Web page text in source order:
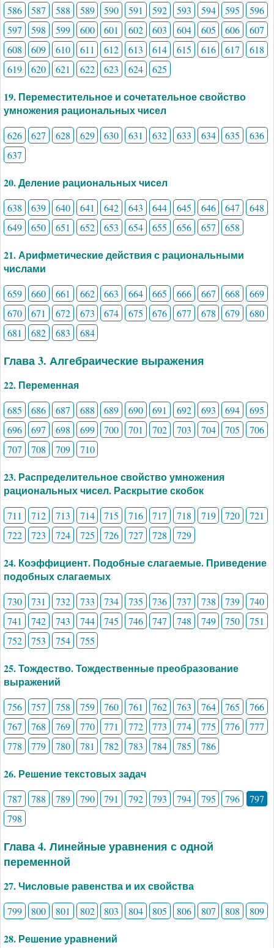
586 587 588 589 590 591 592 593 594 595
596
597
598 599 600 601 602 603 604 605 606
607
608
609 610 611 612 613 614 615 616 617
618
619
620 621 622 623 624 625
19. Переместительное и сочетательное свойство
умножения рациональных чисел
626 627 628 629 630 631 632 633 634 635
636
637
20. Деление рациональных чисел
638 639 640 641 642 643 644 645 646 647
648
649
650 651 652 653 654 655 656 657 658
21. Арифметические действия с рациональными
числами
659 660 661 662 663 664 665 666 667 668
669
670
671 672 673 674 675 676 677 678 679
680
681
682 683 684
Глава 3. Алгебраические выражения
22. Переменная
685 686 687 688 689 690 691 692 693 694
695
696
697 698 699 700 701 702 703 704 705
706
707
708 709 710
23. Распределительное свойство умножения
рациональных чисел. Раскрытие скобок
711 712 713 714 715 716 717 718 719 720
721
722
723 724 725 726 727 728 729
24. Коэффициент. Подобные слагаемые. Приведение
подобных слагаемых
730 731 732 733 734 735 736 737 738 739
740
741
742 743 744 745 746 747 748 749 750
751
752
753 754 755
25. Тождество. Тождественные преобразование
выражений
756 757 758 759 760 761 762 763 764 765
766
767
768 769 770 771 772 773 774 775 776
777
778
779 780 781 782 783 784 785 786
26. Решение текстовых задач
787 788 789 790 791 792 793 794 795 796
797
798
Глава 4. Линейные уравнения с одной
переменной
27. Числовые равенства и их свойства
799 800 801 802 803 804 805 806 807 808 809
28. Решение уравнений